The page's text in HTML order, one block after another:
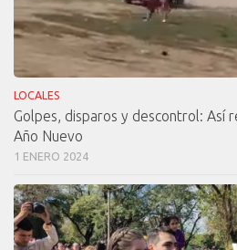
LOCALES
Golpes, disparos y descontrol: Así
Año Nuevo
1 ENERO 2024